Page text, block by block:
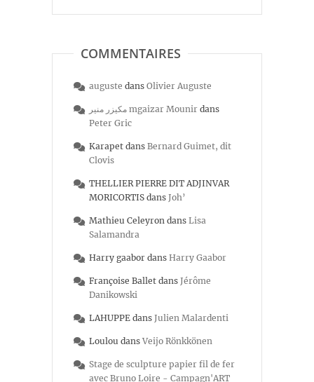
COMMENTAIRES
auguste dans Olivier Auguste
مكيزر منير mgaizar Mounir dans
Peter Gric
Karapet dans Bernard Guimet, dit
Clovis
THELLIER PIERRE DIT ADJINVAR
MORICORTIS dans Joh’
Mathieu Celeyron dans Lisa
Salamandra
Harry gaabor dans Harry Gaabor
Françoise Ballet dans Jérôme
Danikowski
LAHUPPE dans Julien Malardenti
Loulou dans Veijo Rönkkönen
Stage de sculpture papier fil de fer
avec Bruno Loire - Campagn'ART